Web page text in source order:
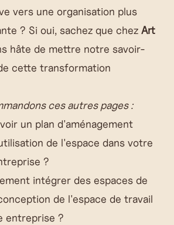
vers une organisation plus
? Si oui, sachez que chez Art
hâte de mettre notre savoir-
cette transformation
ces autres pages :
un plan d'aménagement
de l'espace dans votre
?
intégrer des espaces de
de l'espace de travail
entreprise ?